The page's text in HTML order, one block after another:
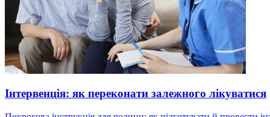
Інтервенція: як переконати залежного лікуватися